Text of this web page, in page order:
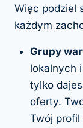
Więc podziel
każdym
Grupy
lokalnych
tylko
oferty.
Twój